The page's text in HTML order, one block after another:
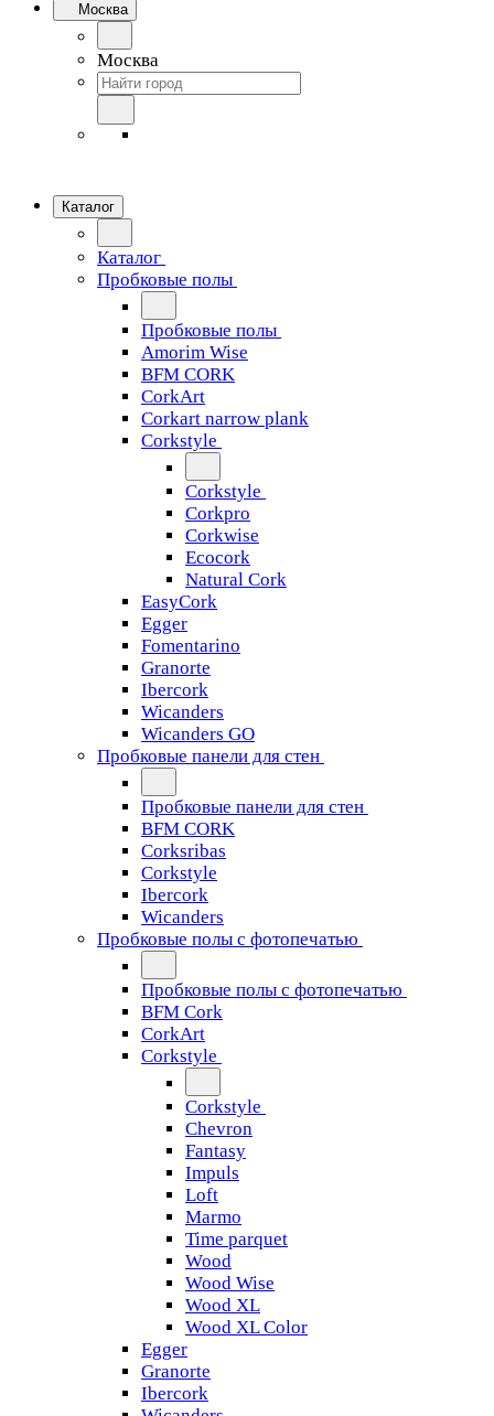
Москва
Москва
Каталог
Каталог
Пробковые полы
Пробковые полы
Amorim Wise
BFM CORK
CorkArt
Corkart narrow plank
Corkstyle
Corkstyle
Corkpro
Corkwise
Ecocork
Natural Cork
EasyCork
Egger
Fomentarino
Granorte
Ibercork
Wicanders
Wicanders GO
Пробковые панели для стен
Пробковые панели для стен
BFM CORK
Corksribas
Corkstyle
Ibercork
Wicanders
Пробковые полы с фотопечатью
Пробковые полы с фотопечатью
BFM Cork
CorkArt
Corkstyle
Corkstyle
Chevron
Fantasy
Impuls
Loft
Marmo
Time parquet
Wood
Wood Wise
Wood XL
Wood XL Color
Egger
Granorte
Ibercork